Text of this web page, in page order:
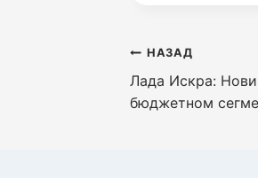
Навигация
по
записям
НАЗАД
Лада Искра:
бюджетном